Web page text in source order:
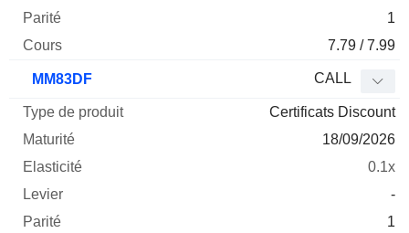
1
7.79 / 7.99
MM83DF CALL
Certificats Discount
18/09/2026
0.1x
-
1